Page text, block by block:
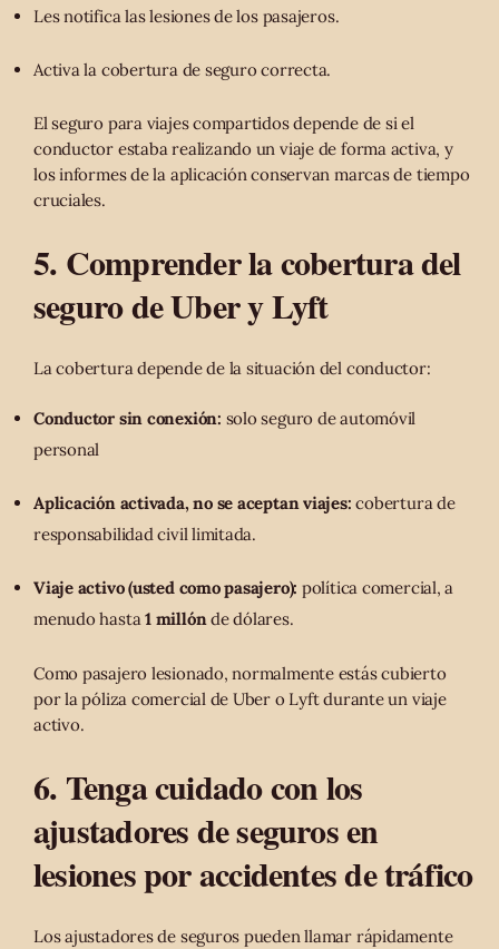
Les notifica las lesiones de los pasajeros.
Activa la cobertura de seguro correcta.
El seguro para viajes compartidos depende de si el
conductor estaba realizando un viaje de forma activa, y
los informes de la aplicación conservan marcas de tiempo
cruciales.
5. Comprender la cobertura del
seguro de Uber y Lyft
La cobertura depende de la situación del conductor:
Conductor sin conexión: solo seguro de automóvil
personal
Aplicación activada, no se aceptan viajes: cobertura de
responsabilidad civil limitada.
Viaje activo (usted como pasajero): política comercial, a
menudo hasta1 millónde dólares.
Como pasajero lesionado, normalmente estás cubierto
por la póliza comercial de Uber o Lyft durante un viaje
activo.
6. Tenga cuidado con los
ajustadores de seguros en
lesiones por accidentes de tráfico
Los ajustadores de seguros pueden llamar rápidamente